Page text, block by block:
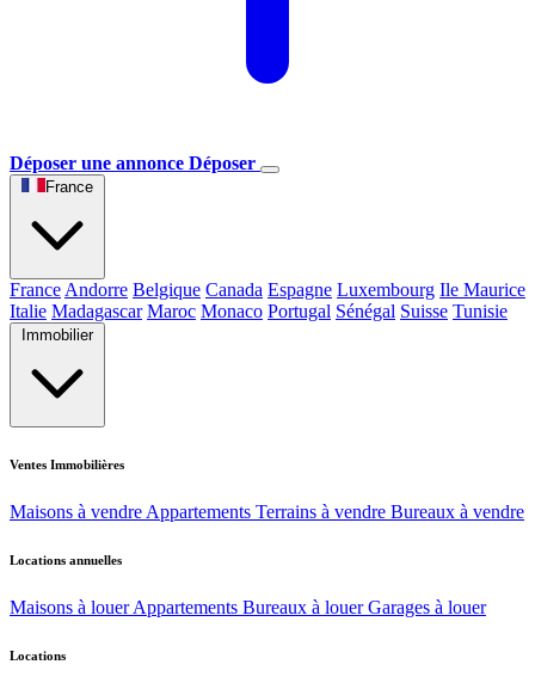
Déposer une annonce Déposer
France
France Andorre Belgique Canada Espagne Luxembourg Ile Maurice
Italie Madagascar Maroc Monaco Portugal Sénégal Suisse Tunisie
Immobilier
Ventes Immobilières
Maisons à vendre Appartements Terrains à vendre Bureaux à vendre
Locations annuelles
Maisons à louer Appartements Bureaux à louer Garages à louer
Locations